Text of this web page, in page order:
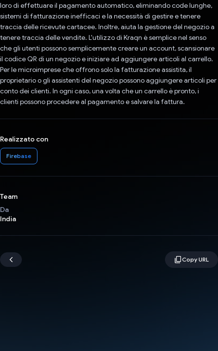
loro di effettuare il pagamento automatico, eliminando code lunghe,
sistemi di fatturazione inefficaci e la necessità di gestire e tenere
traccia delle ricevute cartacee. Inoltre, aiuta la gestione del negozio a
tenere traccia delle vendite. L'utilizzo di Kraqn è semplice nel senso
che gli utenti possono semplicemente creare un account, scansionare
il codice QR di un negozio e iniziare ad aggiungere articoli al carrello.
Per le microimprese che offrono solo la fatturazione assistita, il
proprietario o gli assistenti del negozio possono aggiungere articoli per
conto dei clienti. In ogni caso, una volta che un carrello è pronto, i
clienti possono procedere al pagamento e salvare la fattura.
Realizzato con
Firebase
Team
Da
India